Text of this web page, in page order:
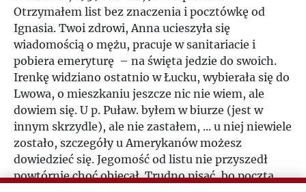
Otrzymałem list bez znaczenia i pocztówkę od
Ignasia. Twoi zdrowi, Anna ucieszyła się
wiadomością o mężu, pracuje w sanitariacie i
pobiera emeryturę – na święta jedzie do swoich.
Irenkę widziano ostatnio w Łucku, wybierała się do
Lwowa, o mieszkaniu jeszcze nic nie wiem, ale
dowiem się. U p. Puław. byłem w biurze (jest w
innym skrzydle), ale nie zastałem, ... u niej niewiele
zostało, szczegóły u Amerykanów możesz
dowiedzieć się. Jegomość od listu nie przyszedł
powtórnie choć obiecał. Trudno pisać, bo poczta